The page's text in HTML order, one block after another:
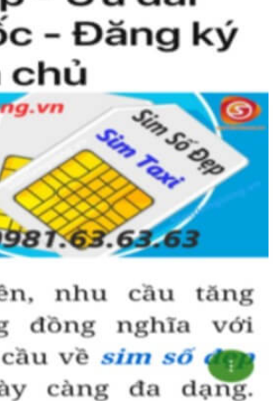
vị cung cấp sim số đẹp lục quý 9, sim giá rẻ
thường mất nhiều thời gian ở khoản lựa số,
vừa tốt về phong thủy thì mới là sim hoàn
chọn mua được sim lục quý 9 là bạn vào
Giang, chọn mục “Sim giảm giá “ ở ngay
danh sách sim được đại lý giảm giá vì một số
mua được số đẹp lại có giá cực rẻ nữa.
ưng ý về sim luc quy 9 có cũng thể tham
Gmobile, Sim Lục Quý,Sim Năm